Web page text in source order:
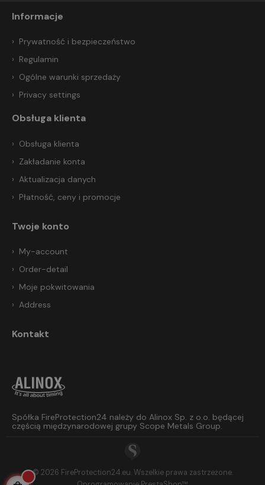
Informacje
Prywatność i bezpieczeństwo
Regulamin
Ogólne warunki sprzedaży
Privacy settings
Obsługa klienta
Obsługa klienta
Zakładanie konta
Aktualizacja danych
Płatność, ceny i promocje
Twoje konto
My-account
Order-detail
Moje pokwitowania
Address
Kontakt
Spółka FireProtection24 należy do Alinox Sp. z o.o. będącej
częścią międzynarodowej grupy Scope Metals Group.
© 2026 FireProtection24.eu. Wszelkie prawa zastrzeżone.